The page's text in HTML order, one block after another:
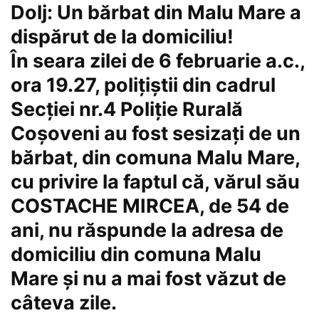
Dolj: Un bărbat din Malu Mare a
dispărut de la domiciliu!
În seara zilei de 6 februarie a.c.,
ora 19.27, polițiștii din cadrul
Secţiei nr.4 Poliție Rurală
Coșoveni au fost sesizaţi de un
bărbat, din comuna Malu Mare,
cu privire la faptul că, vărul său
COSTACHE MIRCEA, de 54 de
ani, nu răspunde la adresa de
domiciliu din comuna Malu
Mare și nu a mai fost văzut de
câteva zile.